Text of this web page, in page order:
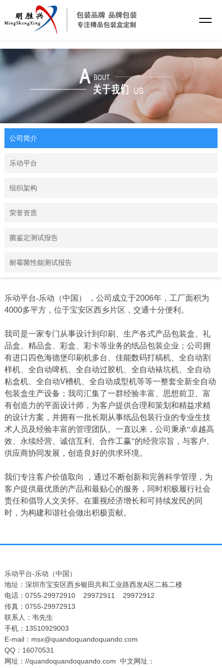
公司简介
乐动平台
组织架构
荣誉资质
菌鉴定测试报告
耐霉菌性能测试报告
乐动平台-乐动（中国） ，公司成立于2006年，工厂面积为
4000多平方，位于宝安区西乡片区，交通十分便利。
我司是一家专门从事设计到印刷、生产各式产品包装盒、礼
品盒、精品盒、彩盒、彩卡等业务的纸品包装企业；公司拥
有进口四色海德堡印刷机多台、佳能数码打稿机、全自动割
样机、全自动啤机、全自动过胶机、全自动裱坑机、全自动
粘盒机、全自动V槽机、全自动成型机等等一整套全新全自动
包装盒生产设备；我司汇集了一群经验丰富、思想前卫、富
有创造力的平面设计师，为客户提供合理和策划和精益求精
的设计方案，并拥有一批长期从事纸品包装行业的专业生技
术人员及经验丰富的管理团队。一直以来，公司秉承“卓越高
效、永续经营、诚信互利、合作工赢”的经营宗旨，与客户、
供应商协同发展，创造良好的供求环境。
我们专注客户价值取向
，通过不断创新和完善科学管理，为
客户提供最优质的产品和最贴心的服务，同时积极履行社会
责任和倡导人文关怀。在重视经济增长和可持续发民的同
时，为构建和谐社会做出积极贡献。
乐动平台-乐动（中国）
地址：深圳市宝安区西乡银田共和工业路西发A区二栋二楼
电话：0755-29972910 29972911 29972912
传真：0755-29972913
联系人：韦先生
手机：13510929003
E-mail：msx@quandoquandoquando.com
QQ：16070531
网址： //quandoquandoquando.com 中文网址：